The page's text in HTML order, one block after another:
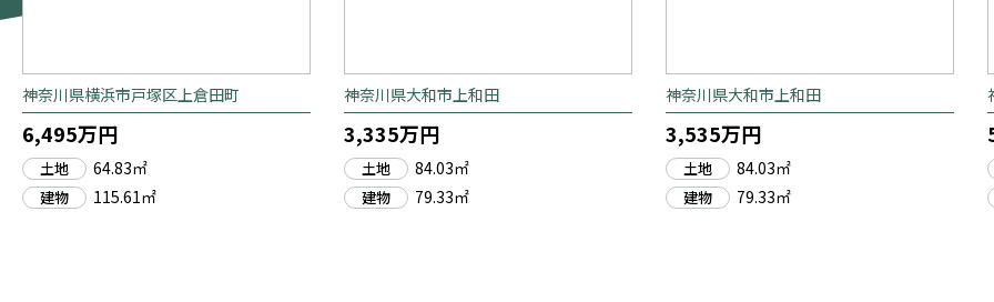
神奈川県横浜市戸塚区上倉田町
6,495万円
土地 64.83㎡
建物 115.61㎡
神奈川県大和市上和田
3,335万円
土地 84.03㎡
建物 79.33㎡
神奈川県大和市上和田
3,535万円
土地 84.03㎡
建物 79.33㎡